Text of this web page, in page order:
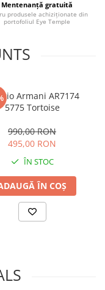
Mentenanță gratuită
produsele achiziționate din
portofoliul Eye Temple
Armani AR7174
5775 Tortoise
990,00 RON
495,00 RON
ÎN STOC
ÎN COȘ